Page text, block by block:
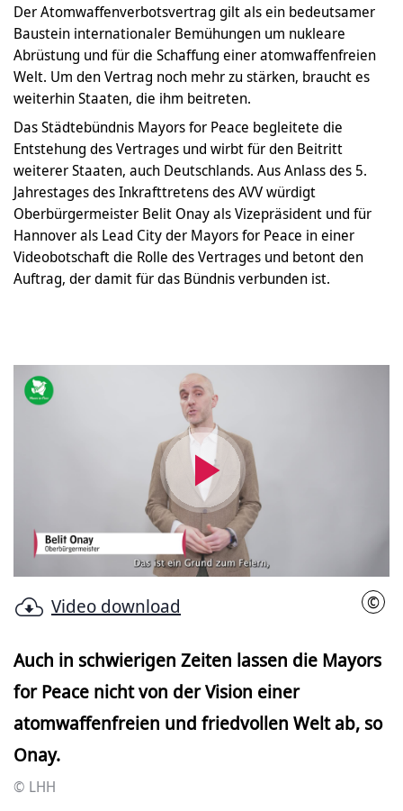
Der Atomwaffenverbotsvertrag gilt als ein bedeutsamer
Baustein internationaler Bemühungen um nukleare
Abrüstung und für die Schaffung einer atomwaffenfreien
Welt. Um den Vertrag noch mehr zu stärken, braucht es
weiterhin Staaten, die ihm beitreten.
Das Städtebündnis Mayors for Peace begleitete die
Entstehung des Vertrages und wirbt für den Beitritt
weiterer Staaten, auch Deutschlands. Aus Anlass des 5.
Jahrestages des Inkrafttretens des AVV würdigt
Oberbürgermeister Belit Onay als Vizepräsident und für
Hannover als Lead City der Mayors for Peace in einer
Videobotschaft die Rolle des Vertrages und betont den
Auftrag, der damit für das Bündnis verbunden ist.
Video
abspielen
©LHH
Video download
Auch in schwierigen Zeiten lassen die Mayors
for Peace nicht von der Vision einer
atomwaffenfreien und friedvollen Welt ab, so
Onay.
© LHH